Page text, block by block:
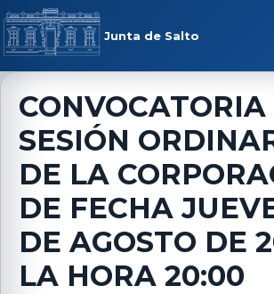
Saltar al contenido
Junta de Salto
menú
SESIÓN
DE LA
DE FECHA
DE AGOSTO DE
LA HORA 20:00